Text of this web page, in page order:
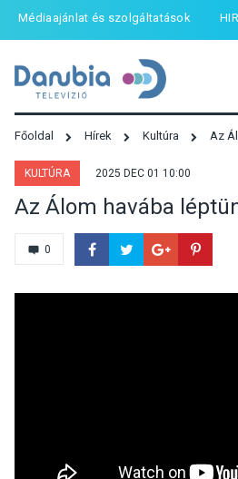
Médiaajánlat és szolgáltatások
Főoldal Hírek Kultúra Az
KULTÚRA 2025 DEC 01 10:00
Az Álom havába
0